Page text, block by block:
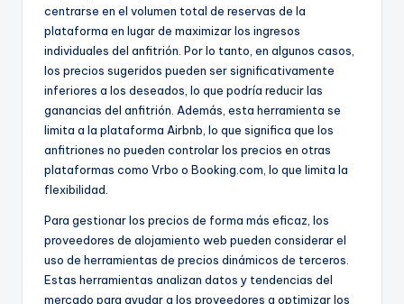
centrarse en el volumen total de reservas de la
plataforma en lugar de maximizar los ingresos
individuales del anfitrión. Por lo tanto, en algunos casos,
los precios sugeridos pueden ser significativamente
inferiores a los deseados, lo que podría reducir las
ganancias del anfitrión. Además, esta herramienta se
limita a la plataforma Airbnb, lo que significa que los
anfitriones no pueden controlar los precios en otras
plataformas como Vrbo o Booking.com, lo que limita la
flexibilidad.
Para gestionar los precios de forma más eficaz, los
proveedores de alojamiento web pueden considerar el
uso de herramientas de precios dinámicos de terceros.
Estas herramientas analizan datos y tendencias del
mercado para ayudar a los proveedores a optimizar los